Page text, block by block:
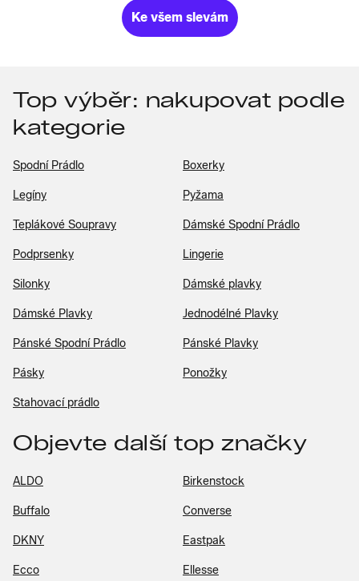
Ke všem slevám
Top výběr: nakupovat podle
kategorie
Spodní Prádlo Boxerky
Legíny Pyžama
Teplákové Soupravy Dámské Spodní Prádlo
Podprsenky Lingerie
Silonky Dámské plavky
Dámské Plavky Jednodélné Plavky
Pánské Spodní Prádlo Pánské Plavky
Pásky Ponožky
Stahovací prádlo
Objevte další top značky
ALDO Birkenstock
Buffalo Converse
DKNY Eastpak
Ecco Ellesse